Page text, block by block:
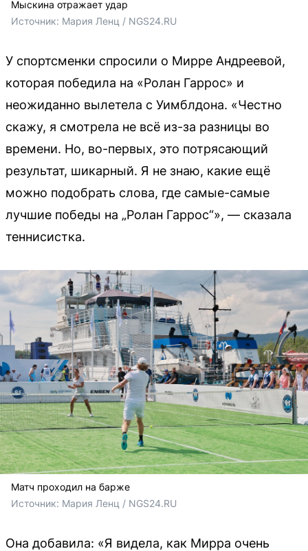
Мыскина отражает удар
Источник: Мария Ленц / NGS24.RU
У спортсменки спросили о Мирре Андреевой,
которая победила на «Ролан Гаррос» и
неожиданно вылетела с Уимблдона. «Честно
скажу, я смотрела не всё из-за разницы во
времени. Но, во-первых, это потрясающий
результат, шикарный. Я не знаю, какие ещё
можно подобрать слова, где самые-самые
лучшие победы на „Ролан Гаррос“», — сказала
теннисистка.
Матч проходил на барже
Источник: Мария Ленц / NGS24.RU
Она добавила: «Я видела, как Мирра очень